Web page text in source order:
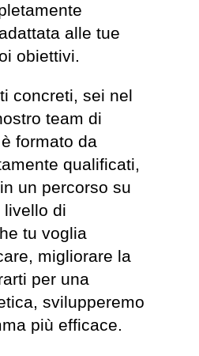
alle tue
obiettivi.
concreti, sei nel
team di
formato da
qualificati,
un percorso su
livello di
tu voglia
migliorare la
per una
svilupperemo
più efficace.